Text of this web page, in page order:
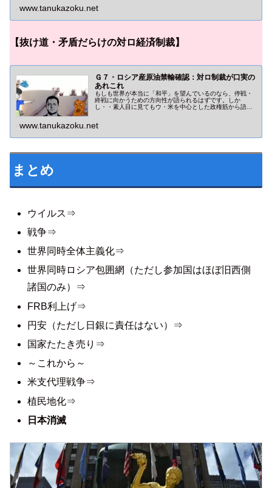
www.tanukazoku.net
【抜け道・矛盾だらけの対ロ経済制裁】
Ｇ７・ロシア産原油禁輸確認：対ロ制裁が口実の
あれこれ
もしも世界が本当に「和平」を望んでいるのなら、停戦・
終戦に向かうための方向性が語られるはずです。しか
し・・素人目に見てもウ・米を中心とした政権筋から語ら
www.tanukazoku.net
まとめ
ウイルス⇒
戦争⇒
世界同時全体主義化⇒
世界同時ロシア包囲網（ただし参加国はほぼ旧西側
諸国のみ）⇒
FRB利上げ⇒
円安（ただし日銀に責任はない）⇒
国家たたき売り⇒
～これから～
米支代理戦争⇒
植民地化⇒
日本消滅